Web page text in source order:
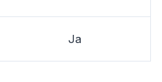
Ja